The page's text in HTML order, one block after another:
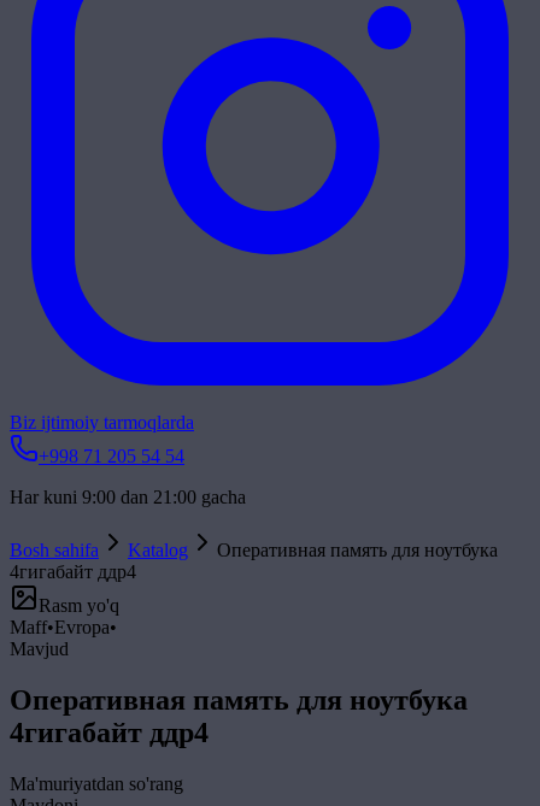
Biz ijtimoiy tarmoqlarda
+998 71 205 54 54
Har kuni 9:00 dan 21:00 gacha
Bosh sahifa Katalog
Оперативная память для ноутбука
4гигабайт ддр4
Rasm yo'q
Maff•Evropa•
Mavjud
Оперативная память для ноутбука
4гигабайт ддр4
Ma'muriyatdan so'rang